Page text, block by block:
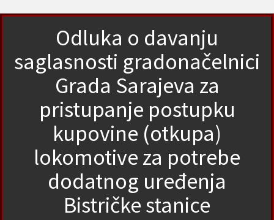
Odluka o davanju
saglasnosti gradonačelnici
Grada Sarajeva za
pristupanje postupku
kupovine (otkupa)
lokomotive za potrebe
dodatnog uređenja
Bistričke stanice